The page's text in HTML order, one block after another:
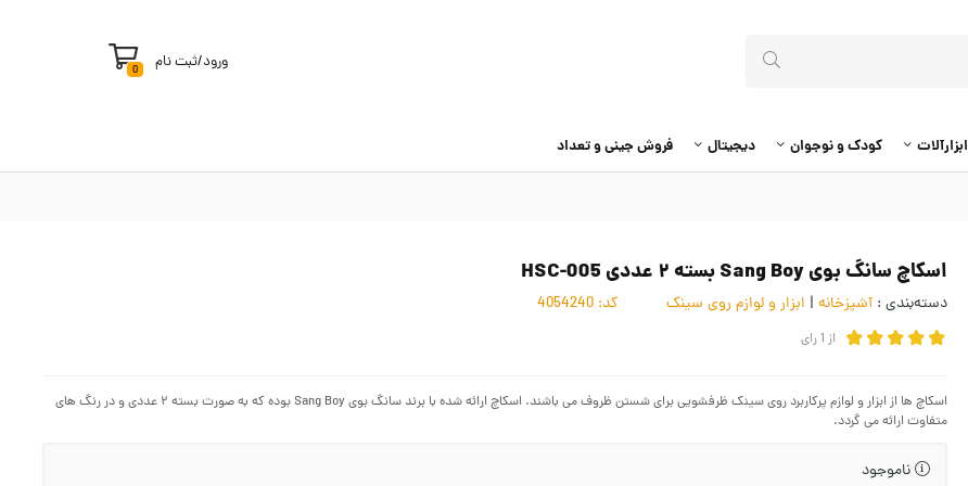
ورود/ثبت نام 0
ابزارآلات کودک و نوجوان دیجیتال فروش جینی و تعداد
اسکاچ سانگ بوی Sang Boy بسته ۲ عددی HSC-005
دسته‌بندی : آشپزخانه | ابزار و لوازم روی سینک کد:
از 1رای
اسکاچ ها از ابزار و لوازم پرکاربرد روی سینک ظرفشویی برای شستن ظروف می باشند. اسکاچ ارائه شده با برند سانگ بوی Sang Boy بوده که به صورت بسته ۲ عددی و در رنگ های
متفاوت ارائه می گردد.
ناموجود